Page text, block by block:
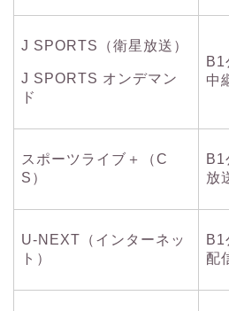
J SPORTS（衛星放送）
J SPORTS オンデマン
ド
B1
中
スポーツライブ＋（C
S）
B1
放
U-NEXT（インターネッ
ト）
B1
配